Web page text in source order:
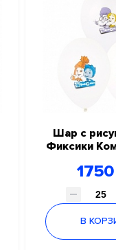
Шар с
Фиксики
1750
В